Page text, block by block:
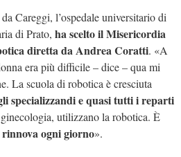
Careggi, l’ospedale universitario di
di Prato, ha scelto il Misericordia
diretta da Andrea Coratti. «A
era più difficile – dice – qua mi
La scuola di robotica è cresciuta
specializzandi e quasi tutti i reparti
utilizzano la robotica. È
rinnova ogni giorno».